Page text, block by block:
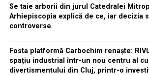
Se taie arborii din jurul Catedralei
Arhiepiscopia explică de ce, iar decizia
controverse
Fosta platformă Carbochim renaște:
spațiu industrial într-un nou centru al
divertismentului din Cluj, printr-o